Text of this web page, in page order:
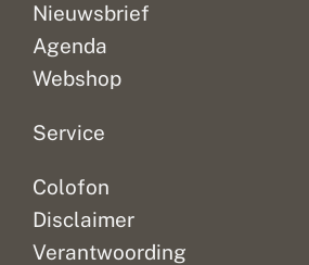
Nieuwsbrief
Agenda
Webshop
Service
Colofon
Disclaimer
Verantwoording